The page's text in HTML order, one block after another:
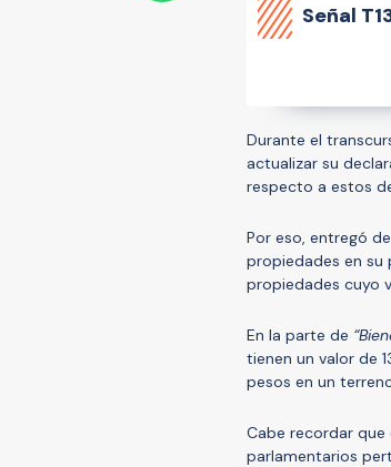
Señal
Durante el
actualizar su
respecto a estos
Por eso, entregó
propiedades en su
propiedades cuyo
En la parte de
tienen un valor de
pesos en un
Cabe recordar que
parlamentarios